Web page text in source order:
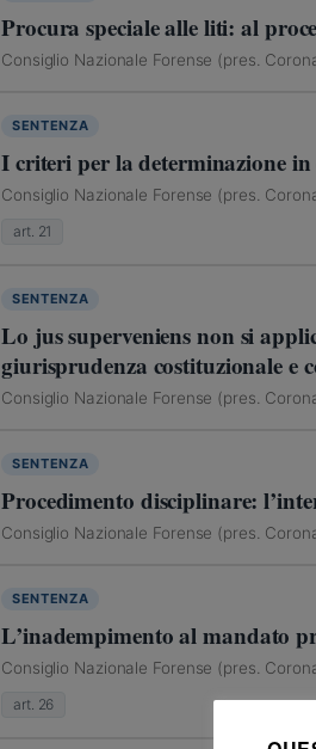
Procura speciale alle liti: al
Consiglio Nazionale Forense (pres.
SENTENZA
I criteri per la determinazione
Consiglio Nazionale Forense (pres.
art. 21
SENTENZA
Lo jus superveniens non si
giurisprudenza costituzionale e
Consiglio Nazionale Forense (pres.
SENTENZA
Procedimento disciplinare:
Consiglio Nazionale Forense (pres.
SENTENZA
L’inadempimento al mandato
Consiglio Nazionale Forense (pres.
art. 26